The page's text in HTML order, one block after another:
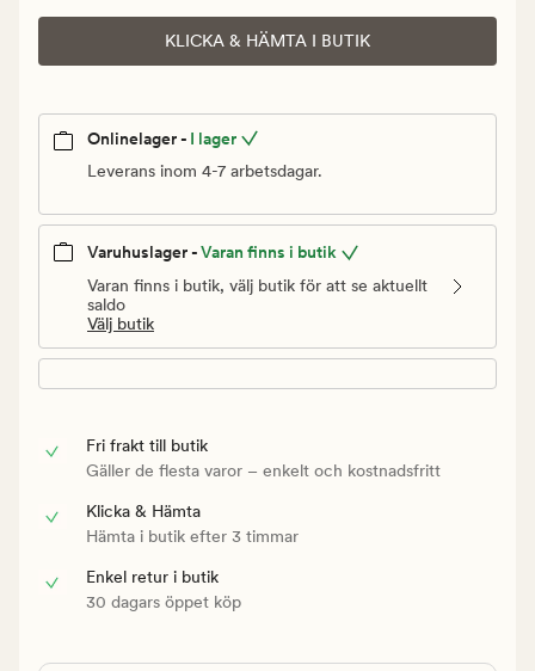
KLICKA & HÄMTA I BUTIK
Onlinelager - I lager
Leverans inom 4-7 arbetsdagar.
Varuhuslager -Varan finns i butik
Varan finns i butik, välj butik för att se aktuellt
saldo
Välj butik
Fri frakt till butik
Gäller de flesta varor – enkelt och kostnadsfritt
Klicka & Hämta
Hämta i butik efter 3 timmar
Enkel retur i butik
30 dagars öppet köp